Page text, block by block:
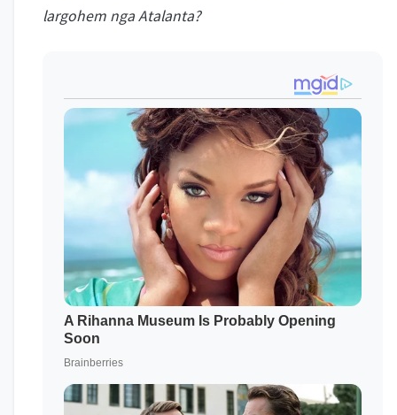
largohem nga Atalanta?